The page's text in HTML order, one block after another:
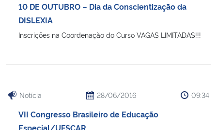
10 DE OUTUBRO – Dia da Conscientização da
DISLEXIA
Inscrições na Coordenação do Curso VAGAS LIMITADAS!!!
Notícia 28/06/2016 09:34
VII Congresso Brasileiro de Educação
Especial/UFSCAR